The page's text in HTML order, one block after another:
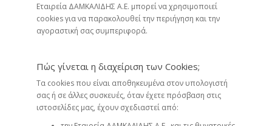
Εταιρεία ΔΑΜΚΑΛΙΔΗΣ Α.Ε. μπορεί να χρησιμοποιεί
cookies για να παρακολουθεί την περιήγηση και την
αγοραστική σας συμπεριφορά.
Πώς γίνεται η διαχείριση των Cookies;
Τα cookies που είναι αποθηκευμένα στον υπολογιστή
σας ή σε άλλες συσκευές, όταν έχετε πρόσβαση στις
ιστοσελίδες μας, έχουν σχεδιαστεί από: